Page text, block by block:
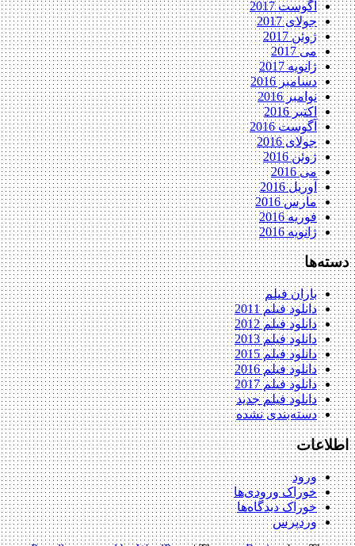
آگوست 2017
جولای 2017
ژوئن 2017
می 2017
ژانویه 2017
دسامبر 2016
نوامبر 2016
اکتبر 2016
آگوست 2016
جولای 2016
ژوئن 2016
می 2016
آوریل 2016
مارس 2016
فوریه 2016
ژانویه 2016
دسته‌ها
باران فیلم
دانلود فیلم 2011
دانلود فیلم 2012
دانلود فیلم 2013
دانلود فیلم 2015
دانلود فیلم 2016
دانلود فیلم 2017
دانلود فیلم جدید
دسته‌بندی نشده
اطلاعات
ورود
خوراک ورودی‌ها
خوراک دیدگاه‌ها
وردپرس